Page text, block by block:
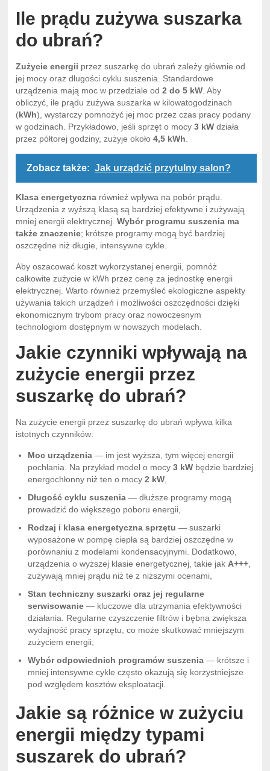
Ile prądu zużywa suszarka
do ubrań?
Zużycie energii przez suszarkę do ubrań zależy głównie od
jej mocy oraz długości cyklu suszenia. Standardowe
urządzenia mają moc w przedziale od2 do 5 kW. Aby
obliczyć, ile prądu zużywa suszarka w kilowatogodzinach
(kWh), wystarczy pomnożyć jej moc przez czas pracy podany
w godzinach. Przykładowo, jeśli sprzęt o mocy3 kW działa
przez półtorej godziny, zużyje około4,5 kWh.
Zobacz także: Jak urządzić przytulny salon?
Klasa energetyczna również wpływa na pobór prądu.
Urządzenia z wyższą klasą są bardziej efektywne i zużywają
mniej energii elektrycznej.Wybór programu suszenia ma
także znaczenie; krótsze programy mogą być bardziej
oszczędne niż długie, intensywne cykle.
Aby oszacować koszt wykorzystanej energii, pomnóż
całkowite zużycie w kWh przez cenę za jednostkę energii
elektrycznej. Warto również przemyśleć ekologiczne aspekty
używania takich urządzeń i możliwości oszczędności dzięki
ekonomicznym trybom pracy oraz nowoczesnym
technologiom dostępnym w nowszych modelach.
Jakie czynniki wpływają na
zużycie energii przez
suszarkę do ubrań?
Na zużycie energii przez suszarkę do ubrań wpływa kilka
istotnych czynników:
Moc urządzenia — im jest wyższa, tym więcej energii
pochłania. Na przykład model o mocy3 kW będzie bardziej
energochłonny niż ten o mocy2 kW,
Długość cyklu suszenia — dłuższe programy mogą
prowadzić do większego poboru energii,
Rodzaj i klasa energetyczna sprzętu — suszarki
wyposażone w pompę ciepła są bardziej oszczędne w
porównaniu z modelami kondensacyjnymi. Dodatkowo,
urządzenia o wyższej klasie energetycznej, takie jakA+++,
zużywają mniej prądu niż te z niższymi ocenami,
Stan techniczny suszarki oraz jej regularne
serwisowanie — kluczowe dla utrzymania efektywności
działania. Regularne czyszczenie filtrów i bębna zwiększa
wydajność pracy sprzętu, co może skutkować mniejszym
zużyciem energii,
Wybór odpowiednich programów suszenia — krótsze i
mniej intensywne cykle często okazują się korzystniejsze
pod względem kosztów eksploatacji.
Jakie są różnice w zużyciu
energii między typami
suszarek do ubrań?